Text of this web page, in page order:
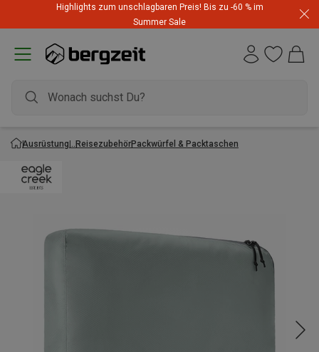
Highlights zum unschlagbaren Preis! Bis zu -60 % im
Summer Sale
Ausrüstung ReisezubehörPackwürfel & Packtaschen